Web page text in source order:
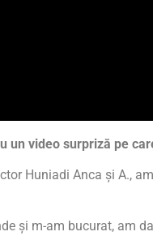
un video surpriză pe
Huniadi Anca și A.,
și m-am bucurat, am